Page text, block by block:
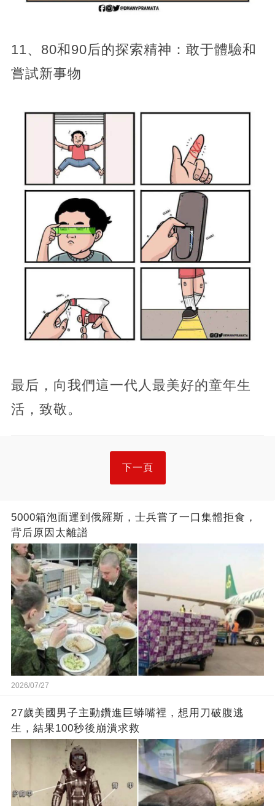
11、80和90后的探索精神：敢于體驗和
嘗試新事物
最后，向我們這一代人最美好的童年生
活，致敬。
下一頁
5000箱泡面運到俄羅斯，士兵嘗了一口集體拒食，
背后原因太離譜
2026/07/27
27歲美國男子主動鑽進巨蟒嘴裡，想用刀破腹逃
生，結果100秒後崩潰求救